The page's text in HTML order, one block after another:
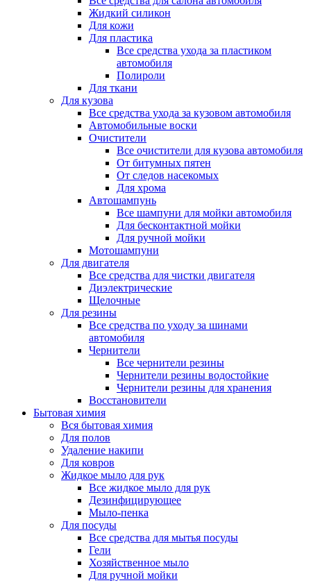
Жидкий силикон
Для кожи
Для пластика
Все средства ухода за пластиком
автомобиля
Полироли
Для ткани
Для кузова
Все средства ухода за кузовом автомобиля
Автомобильные воски
Очистители
Все очистители для кузова автомобиля
От битумных пятен
От следов насекомых
Для хрома
Автошампунь
Все шампуни для мойки автомобиля
Для бесконтактной мойки
Для ручной мойки
Мотошампуни
Для двигателя
Все средства для чистки двигателя
Диэлектрические
Щелочные
Для резины
Все средства по уходу за шинами
автомобиля
Чернители
Все чернители резины
Чернители резины водостойкие
Чернители резины для хранения
Восстановители
Бытовая химия
Вся бытовая химия
Для полов
Удаление накипи
Для ковров
Жидкое мыло для рук
Все жидкое мыло для рук
Дезинфицирующее
Мыло-пенка
Для посуды
Все средства для мытья посуды
Гели
Хозяйственное мыло
Для ручной мойки